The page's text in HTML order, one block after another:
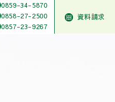
0859-34-5870
0858-27-2500
0857-23-9267
資料請求